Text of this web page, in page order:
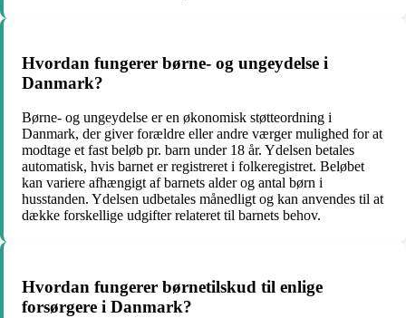
Hvordan fungerer børne- og ungeydelse i
Danmark?
Børne- og ungeydelse er en økonomisk støtteordning i
Danmark, der giver forældre eller andre værger mulighed for at
modtage et fast beløb pr. barn under 18 år. Ydelsen betales
automatisk, hvis barnet er registreret i folkeregistret. Beløbet
kan variere afhængigt af barnets alder og antal børn i
husstanden. Ydelsen udbetales månedligt og kan anvendes til at
dække forskellige udgifter relateret til barnets behov.
Hvordan fungerer børnetilskud til enlige
forsørgere i Danmark?